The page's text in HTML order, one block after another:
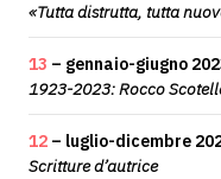
«Tutta distrutta, tutta
13 – gennaio-giugno
1923-2023: Rocco
12 – luglio-dicembre
Scritture d’autrice